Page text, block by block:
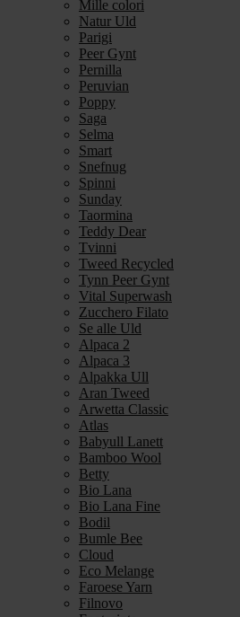
Mille colori
Natur Uld
Parigi
Peer Gynt
Pernilla
Peruvian
Poppy
Saga
Selma
Smart
Snefnug
Spinni
Sunday
Taormina
Teddy Dear
Tvinni
Tweed Recycled
Tynn Peer Gynt
Vital Superwash
Zucchero Filato
Se alle Uld
Alpaca 2
Alpaca 3
Alpakka Ull
Aran Tweed
Arwetta Classic
Atlas
Babyull Lanett
Bamboo Wool
Betty
Bio Lana
Bio Lana Fine
Bodil
Bumle Bee
Cloud
Eco Melange
Faroese Yarn
Filnovo